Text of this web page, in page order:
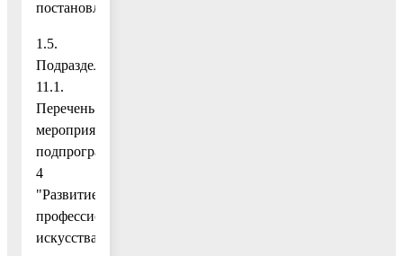
постановлению;
1.5.
Подраздел
11.1.
Перечень
мероприятий
подпрограммы
4
"Развитие
профессионального
искусства,